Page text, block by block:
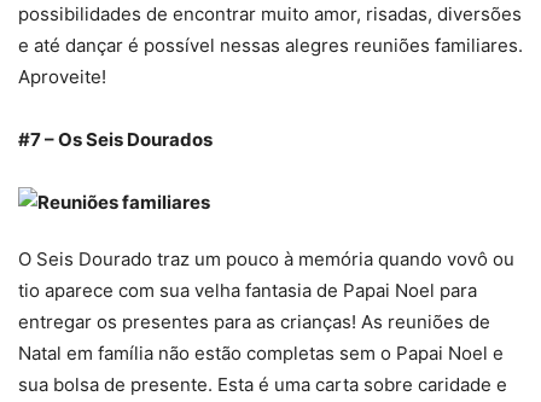
possibilidades de encontrar muito amor, risadas, diversões
e até dançar é possível nessas alegres reuniões familiares.
Aproveite!
#7 – Os Seis Dourados
O Seis Dourado traz um pouco à memória quando vovô ou
tio aparece com sua velha fantasia de Papai Noel para
entregar os presentes para as crianças! As reuniões de
Natal em família não estão completas sem o Papai Noel e
sua bolsa de presente. Esta é uma carta sobre caridade e